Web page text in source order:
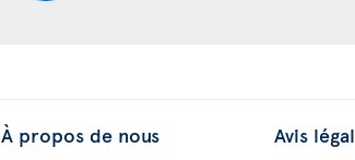
À propos de nous Avis légal